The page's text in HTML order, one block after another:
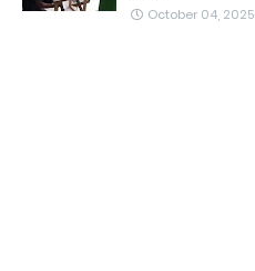
October 04, 2025